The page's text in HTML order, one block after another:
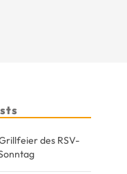
des RSV-